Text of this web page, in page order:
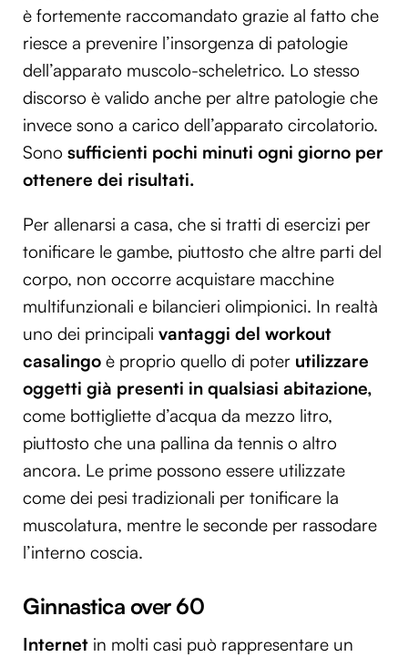
è fortemente raccomandato grazie al fatto che
riesce a prevenire l’insorgenza di patologie
dell’apparato muscolo-scheletrico. Lo stesso
discorso è valido anche per altre patologie che
invece sono a carico dell’apparato circolatorio.
Sono sufficienti pochi minuti ogni giorno per
ottenere dei risultati.
Per allenarsi a casa, che si tratti di esercizi per
tonificare le gambe, piuttosto che altre parti del
corpo, non occorre acquistare macchine
multifunzionali e bilancieri olimpionici. In realtà
uno dei principali vantaggi del workout
casalingo è proprio quello di poter utilizzare
oggetti già presenti in qualsiasi abitazione,
come bottigliette d’acqua da mezzo litro,
piuttosto che una pallina da tennis o altro
ancora. Le prime possono essere utilizzate
come dei pesi tradizionali per tonificare la
muscolatura, mentre le seconde per rassodare
l’interno coscia.
Ginnastica over 60
Internet in molti casi può rappresentare un